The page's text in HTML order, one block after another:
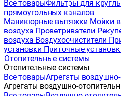
Все товарыФильтры для
прямоугольных каналов
Маникюрные вытяжки Мойки
воздуха Проветриватели
воздуха Воздухоочистители
установки Приточные
Отопительные системы
Отопительные системы
Все товарыАгрегаты
Агрегаты воздушно-